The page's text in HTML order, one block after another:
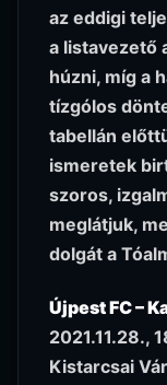
az eddigi
a listavezető
húzni, míg a
tízgólos
tabellán
ismeretek
szoros,
meglátjuk,
dolgát a
Újpest FC –
2021.11.28.,
Kistarcsai